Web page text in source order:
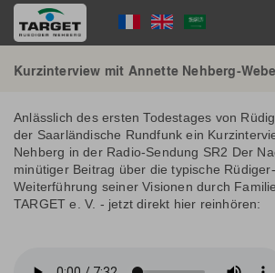
Direkt
zum
Inhalt
Language
Menu
Hauptnavigation
Kurzinterview mit Annette Nehberg-
Anlässlich des ersten Todestages von
der Saarländische Rundfunk ein
Nehberg in der Radio-Sendung SR2 Der
minütiger Beitrag über die typische
Weiterführung seiner Visionen durch
TARGET e. V. - jetzt direkt hier reinhören: